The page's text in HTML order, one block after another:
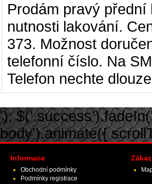
Prodám pravý
nutnosti lakování.
373. Možnost
telefonní číslo. Na
Telefon nechte
');
body').animate({
Informace
Obchodní podmínky
Podmínky registrace